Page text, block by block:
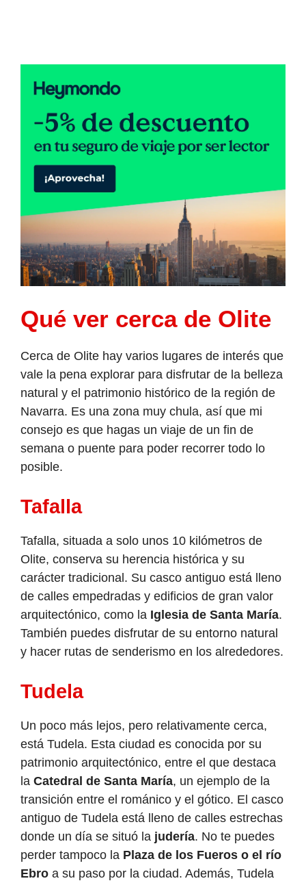
Qué ver cerca de Olite
Cerca de Olite hay varios lugares de interés que
vale la pena explorar para disfrutar de la belleza
natural y el patrimonio histórico de la región de
Navarra. Es una zona muy chula, así que mi
consejo es que hagas un viaje de un fin de
semana o puente para poder recorrer todo lo
posible.
Tafalla
Tafalla, situada a solo unos 10 kilómetros de
Olite, conserva su herencia histórica y su
carácter tradicional. Su casco antiguo está lleno
de calles empedradas y edificios de gran valor
arquitectónico, como la Iglesia de Santa María.
También puedes disfrutar de su entorno natural
y hacer rutas de senderismo en los alrededores.
Tudela
Un poco más lejos, pero relativamente cerca,
está Tudela. Esta ciudad es conocida por su
patrimonio arquitectónico, entre el que destaca
la Catedral de Santa María, un ejemplo de la
transición entre el románico y el gótico. El casco
antiguo de Tudela está lleno de calles estrechas
donde un día se situó la judería. No te puedes
perder tampoco la Plaza de los Fueros o el río
Ebro a su paso por la ciudad. Además, Tudela